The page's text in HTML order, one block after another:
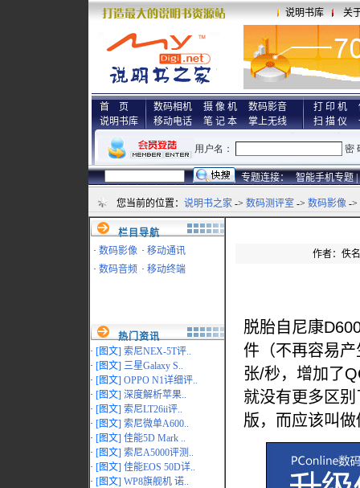
说明书库 关
首 页
说明书库
数码相机 摄 像 机
数码影音
移动电话
笔 记 本 掌上无线
打 印 机
扫 描 仪
专题连接： 智能手机专题 |
您当前的位置： 说明书之家 -> 数码测评室 -> 数码影像 ->
栏目导航
· 数码影像 · 移动通讯
· 数码音频 · 移动终端
热门资讯
· [图文] 索尼NEX-5T评..
· [图文] 三星Galaxy S..
· [图文] OPPO N1详细评..
· [图文] 深度解析苹果..
· [图文] 索尼LT26ii评..
· [图文] 索尼微单A600..
· [图文] 佳能5D Mark ..
· [图文] 索尼A5000评测..
· [图文] 佳能EOS 50D详..
· [图文] WP8旗舰机 诺..
作者：佚
脱胎自尼康
件（不再容易
张/秒，增加了
就没有更多区
版，而应该叫